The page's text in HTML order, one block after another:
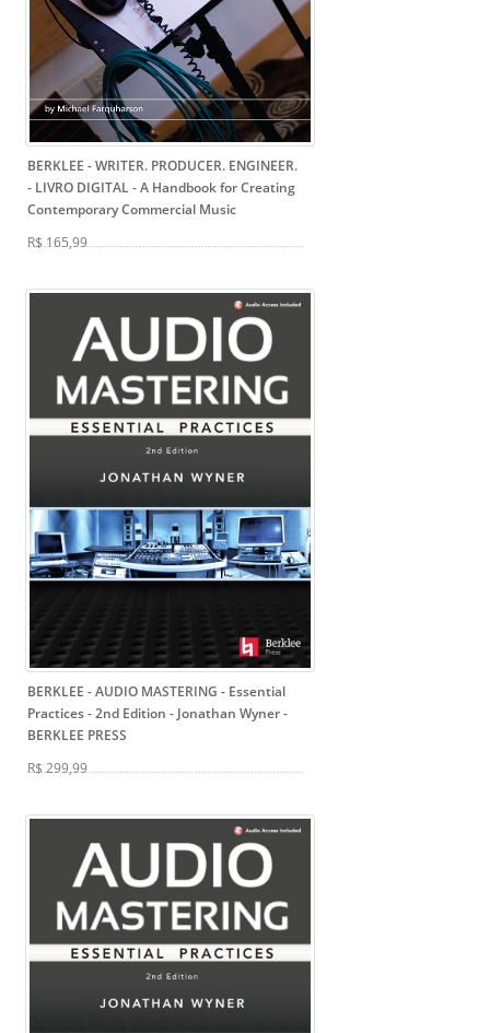
BERKLEE - WRITER. PRODUCER. ENGINEER.
- LIVRO DIGITAL- A Handbook for Creating
Contemporary Commercial Music
R$ 165,99
BERKLEE - AUDIO MASTERING - Essential
Practices - 2nd Edition - Jonathan Wyner-
BERKLEE PRESS
R$ 299,99